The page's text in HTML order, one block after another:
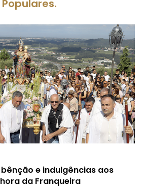
Populares.
bênção e indulgências aos
da Franqueira